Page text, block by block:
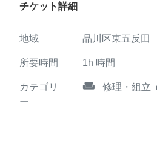
チケット詳細
地域 品川区東五反田
所要時間 1h 時間
カテゴリ
ー
weekend 修理・組立